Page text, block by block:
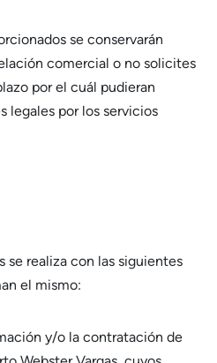
se conservarán
comercial o no solicites
por el cuál pudieran
legales por los servicios
se realiza con las siguientes
el mismo:
y/o la contratación de